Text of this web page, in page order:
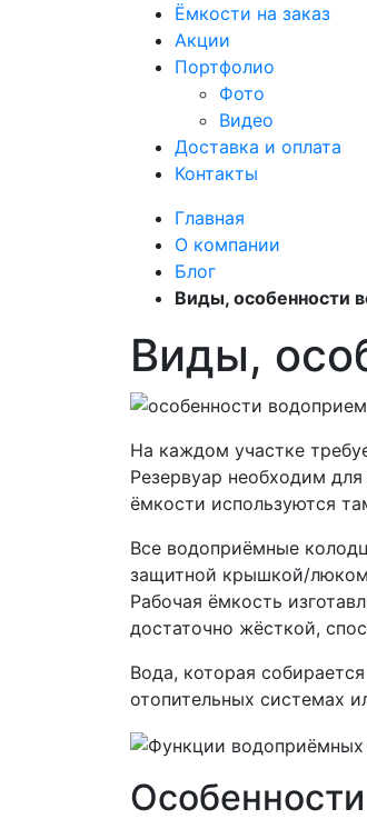
Ёмкости на заказ
Акции
Портфолио
Фото
Видео
Доставка и оплата
Контакты
Главная
О компании
Блог
Виды, особенности
Виды,
На каждом участке
Резервуар необходим
ёмкости используются
Все водоприёмные
защитной крышкой/
Рабочая ёмкость
достаточно жёсткой,
Вода, которая
отопительных системах